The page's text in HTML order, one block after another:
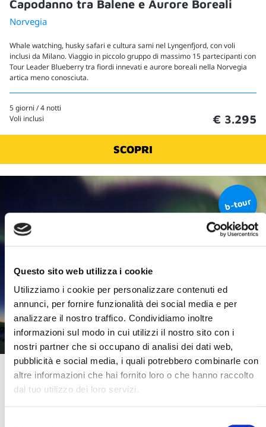
Questo sito web utilizza i cookie
Utilizziamo i cookie per personalizzare contenuti ed
annunci, per fornire funzionalità dei social media e per
analizzare il nostro traffico. Condividiamo inoltre
informazioni sul modo in cui utilizzi il nostro sito con i
nostri partner che si occupano di analisi dei dati web,
pubblicità e social media, i quali potrebbero combinarle con
altre informazioni che hai fornito loro o che hanno raccolto
dal tuo utilizzo dei loro servizi.
Capodanno tra Balene e Aurore Boreali
Norvegia
Whale watching, husky safari e cultura sami nel Lyngenfjord, con voli
inclusi da Milano. Viaggio in piccolo gruppo di massimo 15 partecipanti con
Tour Leader Blueberry tra fiordi innevati e aurore boreali nella Norvegia
artica meno conosciuta.
5 giorni / 4 notti
Voli inclusi
€ 3.295
SCOPRI
Tour Capodanno Tromsø & Lyngenfjord
Norvegia